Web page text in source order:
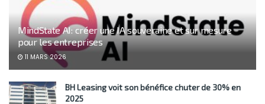
MindState AI: créer une IA souveraine et sur mesure
pour les entreprises
11 MARS 2026
BH Leasing voit son bénéfice chuter de 30% en
2025